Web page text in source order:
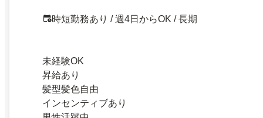
時短勤務あり / 週4日からOK / 長期
未経験OK
昇給あり
髪型髪色自由
インセンティブあり